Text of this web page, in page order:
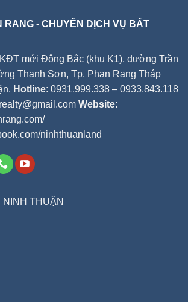
RANG - CHUYÊN DỊCH VỤ BẤT
mới Đông Bắc (khu K1), đường Trần
Thanh Sơn, Tp. Phan Rang Tháp
Hotline: 0931.999.338 – 0933.843.118
Website:
ninhthuanland
THUẬN